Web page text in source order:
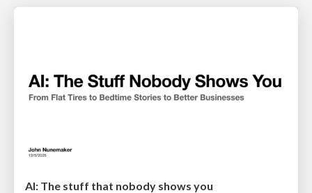
AI: The stuff that nobody shows you